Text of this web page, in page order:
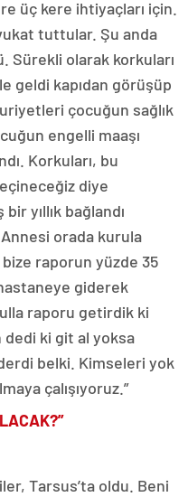
üç kere ihtiyaçları için.
tuttular. Şu anda
Sürekli olarak korkuları
geldi kapıdan görüşüp
çocuğun sağlık
engelli maaşı
Korkuları, bu
diye
yıllık bağlandı
orada kurula
raporun yüzde 35
giderek
raporu getirdik ki
dedi ki git al yoksa
belki. Kimseleri yok
çalışıyoruz.”
Tarsus’ta oldu. Beni